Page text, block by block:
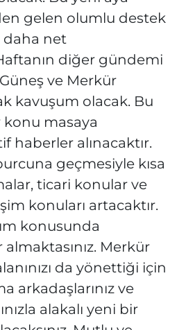
gelen olumlu destek
daha net
diğer gündemi
ve Merkür
kavuşum olacak. Bu
masaya
haberler alınacaktır.
geçmesiyle kısa
ticari konular ve
konuları artacaktır.
konusunda
Merkür
da yönettiği için
arkadaşlarınız ve
alakalı yeni bir